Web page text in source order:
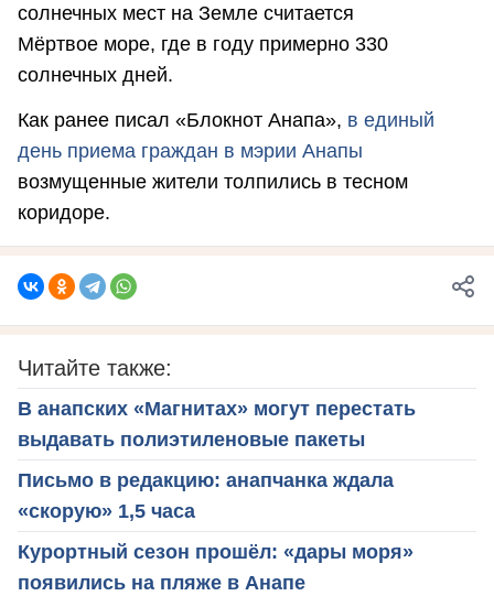
солнечных мест на Земле считается
Мёртвое море, где в году примерно 330
солнечных дней.
Как ранее писал «Блокнот Анапа», в единый
день приема граждан в мэрии Анапы
возмущенные жители толпились в тесном
коридоре.
Читайте также:
В анапских «Магнитах» могут перестать
выдавать полиэтиленовые пакеты
Письмо в редакцию: анапчанка ждала
«скорую» 1,5 часа
Курортный сезон прошёл: «дары моря»
появились на пляже в Анапе